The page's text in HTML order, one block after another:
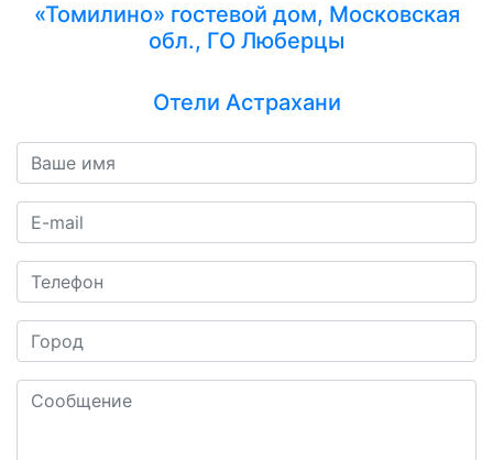
«Томилино» гостевой дом, Московская
обл., ГО Люберцы
Отели Астрахани